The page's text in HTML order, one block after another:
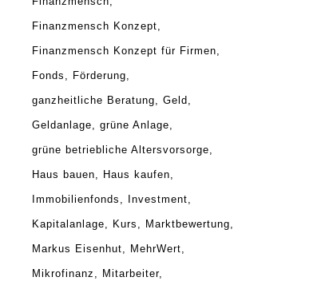
Finanzmensch Konzept
Finanzmensch Konzept für Firmen
Fonds Förderung
ganzheitliche Beratung Geld
Geldanlage grüne Anlage
grüne betriebliche Altersvorsorge
Haus bauen Haus kaufen
Immobilienfonds Investment
Kapitalanlage Kurs Marktbewertung
Markus Eisenhut MehrWert
Mikrofinanz Mitarbeiter